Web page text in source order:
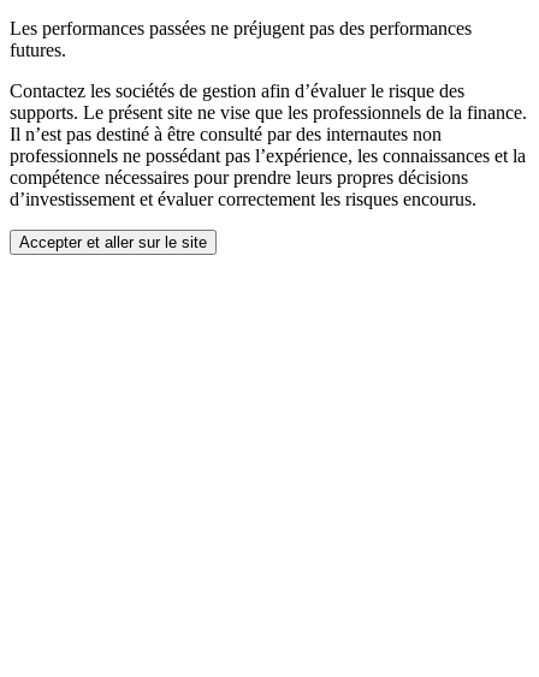
Les performances passées ne préjugent pas des performances
futures.
Contactez les sociétés de gestion afin d’évaluer le risque des
supports. Le présent site ne vise que les professionnels de la finance.
Il n’est pas destiné à être consulté par des internautes non
professionnels ne possédant pas l’expérience, les connaissances et la
compétence nécessaires pour prendre leurs propres décisions
d’investissement et évaluer correctement les risques encourus.
Accepter et aller sur le site